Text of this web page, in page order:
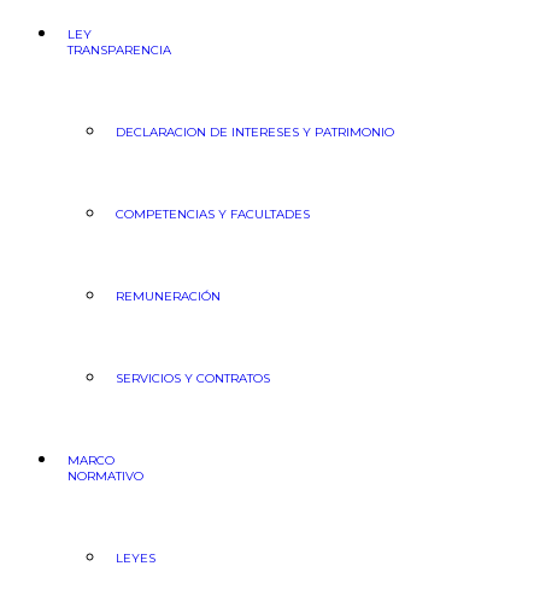
LEY
TRANSPARENCIA
DECLARACION DE INTERESES Y PATRIMONIO
COMPETENCIAS Y FACULTADES
REMUNERACIÓN
SERVICIOS Y CONTRATOS
MARCO
NORMATIVO
LEYES